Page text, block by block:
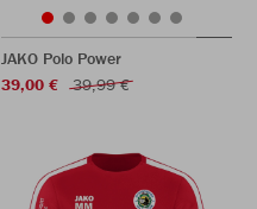
JAKO Polo Power
39,00 €
39,99 €